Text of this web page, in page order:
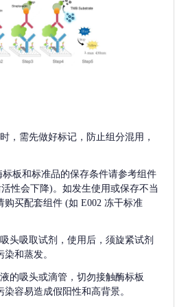
，需先做好标记，防止组分混用，
板和标准品的保存条件请参考组件
性会下降)。如发生使用或保存不当
购买配套组件 (如 E002 冻干标准
头吸取试剂，使用后，须旋紧试剂
和蒸发。
的吸头或滴管，切勿接触酶标板
容易造成假阳性和高背景。